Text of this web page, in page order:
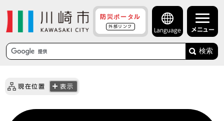
防災ポータル
外部リンク
Language メニュー
検索
現在位置 表示